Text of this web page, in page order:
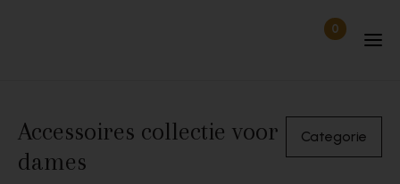
0Items in
Accessoires collectie voor
dames
Categorie